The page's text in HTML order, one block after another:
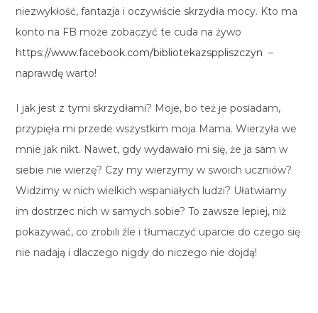
niezwykłość, fantazja i oczywiście skrzydła mocy. Kto ma
konto na FB może zobaczyć te cuda na żywo
https://www.facebook.com/bibliotekazsppliszczyn –
naprawdę warto!
I jak jest z tymi skrzydłami? Moje, bo też je posiadam,
przypięła mi przede wszystkim moja Mama. Wierzyła we
mnie jak nikt. Nawet, gdy wydawało mi się, że ja sam w
siebie nie wierzę? Czy my wierzymy w swoich uczniów?
Widzimy w nich wielkich wspaniałych ludzi? Ułatwiamy
im dostrzec nich w samych sobie? To zawsze lepiej, niż
pokazywać, co zrobili źle i tłumaczyć uparcie do czego się
nie nadają i dlaczego nigdy do niczego nie dojdą!